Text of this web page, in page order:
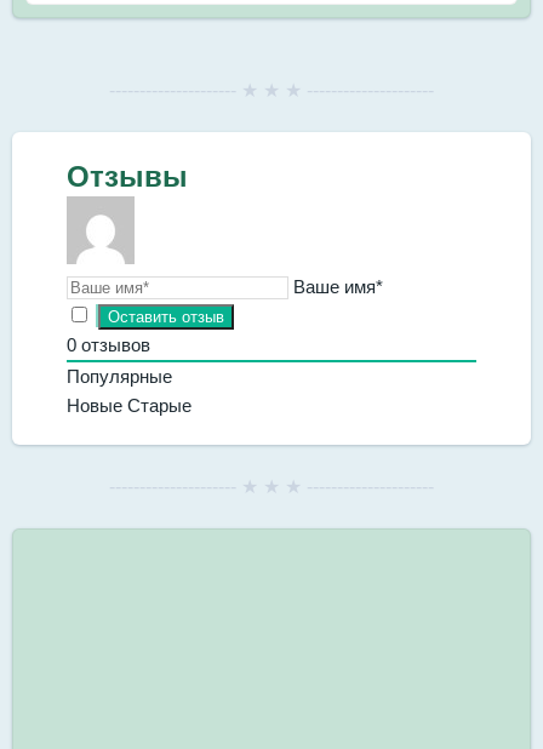
--------------------- ★ ★ ★ ---------------------
Отзывы
Ваше имя*
0 отзывов
Популярные
Новые Старые
--------------------- ★ ★ ★ ---------------------